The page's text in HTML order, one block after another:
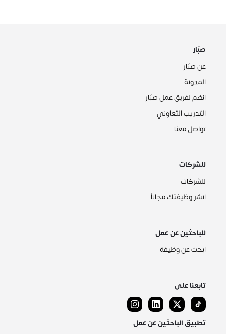
صبّار
عن صبّار
المدونة
انضم لفريق عمل صبّار
التدريب التعاوني
تواصل معنا
للشركات
للشركات
انشر وظيفتك مجاناً
للباحثين عن عمل
ابحث عن وظيفة
تابعنا على
تطبيق الباحثين عن عمل